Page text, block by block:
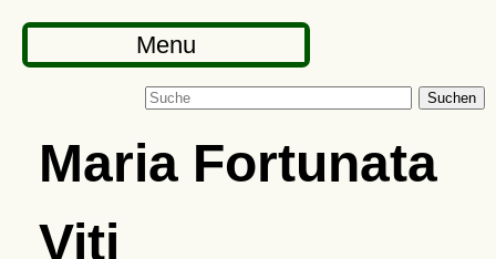
Menu
Suchen
Maria Fortunata
Viti